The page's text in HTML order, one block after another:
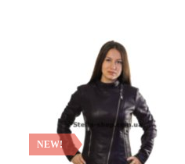
NEW!